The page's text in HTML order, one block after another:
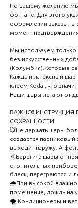
По вашему желанию мы
фонтане. Для этого
оформлении заказа на
момент подтверждения
Мы используем только
без искусственных
(Колумбия).Которые
Каждый латексный
клеем Koda , что
Наши шары летают от
ВАЖНО❗
СОХРАННОСТИ
💥Не держать шары
создается парниковый
выходит наружу. А
🌞Берегите шары от
отопительных
блеск, перегреются и
🌧️При высокой
помещение, дождь на
🌪️ Кондиционеры и